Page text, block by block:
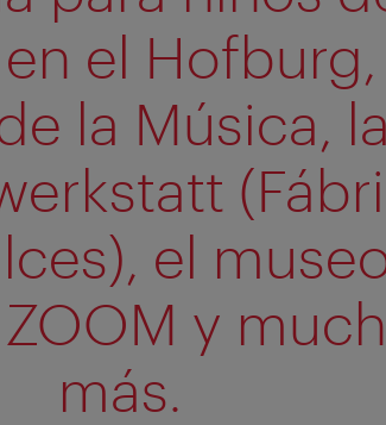
el
la Música,
el
y
más.